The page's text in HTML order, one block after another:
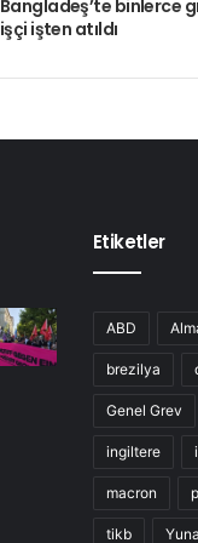
Bangladeş’te binlerce
işçi işten atıldı
Etiketler
ABD
brezilya
Genel Grev
ingiltere
macron
tikb